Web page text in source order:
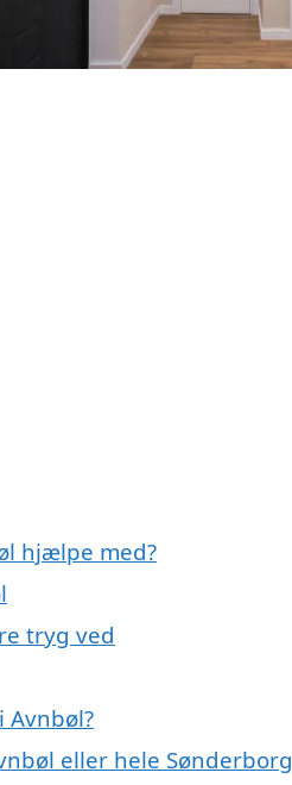
hjælpe med?
tryg ved
Avnbøl?
eller hele Sønderborg